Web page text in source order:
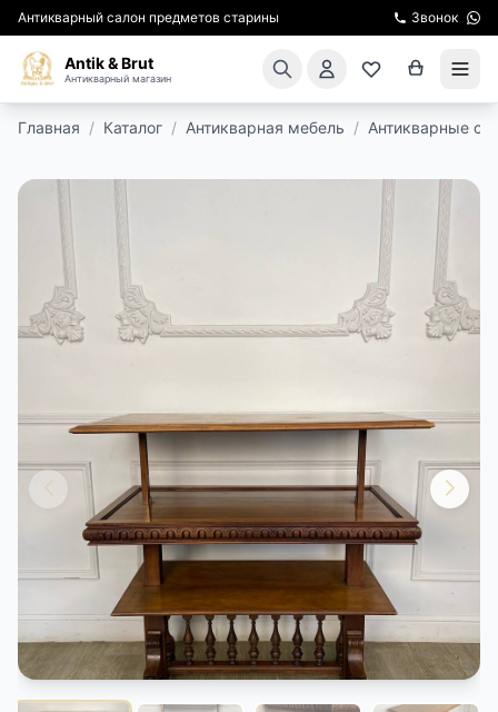
Антикварный салон предметов старины Звонок
Antik & Brut
Антикварный магазин
КИНОСЪЕМКА
РЕСТАВРАЦИЯ
КУРСЫ ПО РЕСТАВРАЦИИ
КОНТАКТЫ
ДОСТАВКА И ОПЛАТА
Главная / Каталог / Антикварная мебель / Антикварные